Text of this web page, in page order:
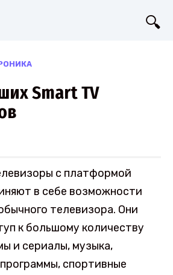
Smart TV
с платформой
в себе возможности
телевизора. Они
к большому количеству
и сериалы, музыка,
спортивные